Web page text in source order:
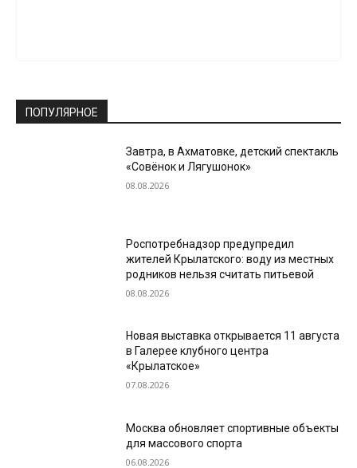
ПОПУЛЯРНОЕ
Завтра, в Ахматовке, детский спектакль
«Совёнок и Лягушонок»
08.08.2026
Роспотребнадзор предупредил
жителей Крылатского: воду из местных
родников нельзя считать питьевой
08.08.2026
Новая выставка открывается 11 августа
в Галерее клубного центра
«Крылатское»
07.08.2026
Москва обновляет спортивные объекты
для массового спорта
06.08.2026